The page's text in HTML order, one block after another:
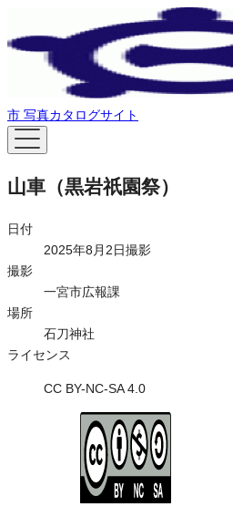
市 写真カタログサイト
山車（黒岩祇園祭）
日付
2025年8月2日撮影
撮影
一宮市広報課
場所
石刀神社
ライセンス
CC BY-NC-SA 4.0